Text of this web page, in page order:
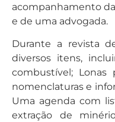
acompanhamento
e de uma advogada.
Durante a revista
diversos itens,
combustível; Lonas
nomenclaturas e
Uma agenda com
extração de